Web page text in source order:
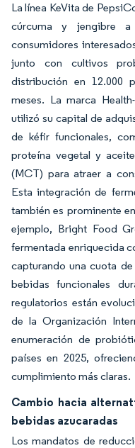
La línea KeVita de
cúrcuma y jengibre
consumidores
junto con cultivos
distribución en 12.000
meses. La marca
utilizó su capital de
de kéfir funcionales,
proteína vegetal y
(MCT) para atraer a
Esta integración de
también es prominente
ejemplo, Bright Food
fermentada enriquecida
capturando una cuota
bebidas funcionales
regulatorios están
de la Organización
enumeración de
países en 2025,
cumplimiento más claras.
Cambio hacia
bebidas azucaradas
Los mandatos de